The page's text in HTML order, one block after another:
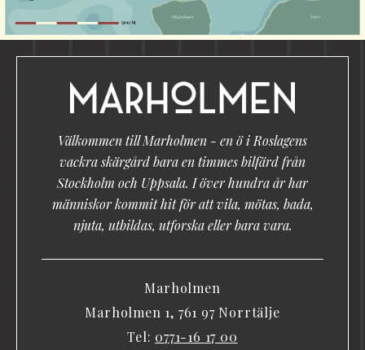
Välkommen till Marholmen - en ö i Roslagens
vackra skärgård bara en timmes bilfärd från
Stockholm och Uppsala. I över hundra år har
människor kommit hit för att vila, mötas, bada,
njuta, utbildas, utforska eller bara vara.
Marholmen
Marholmen 1, 761 97 Norrtälje
Tel: 0771-16 17 00